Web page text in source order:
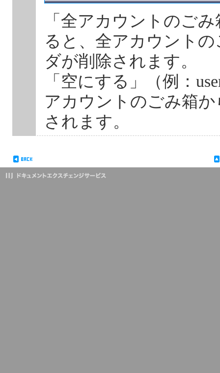
「全アカウントのご
ると、全アカウント
ダが削除されます。
「空にする」（例：
アカウントのごみ箱
されます。